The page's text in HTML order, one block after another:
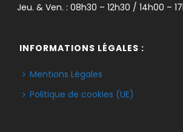
Jeu. & Ven. : 08h30 – 12h30 / 14h00 –
INFORMATIONS LÉGALES :
Mentions Légales
Politique de cookies (UE)